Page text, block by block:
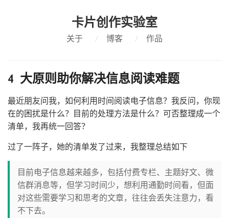
卡片创作实验室
关于 / 博客 / 作品
4 大原则助你解决信息阅读难题
最近朋友问我，如何利用时间阅读电子信息？我反问，你现
在的困扰是什么？目前的处理方法是什么？可否整理成一个
清单，我再统一回答？
过了一阵子，她的清单发了过来，我整理总结如下
目前电子信息越来越多，包括付费专栏、主题好文、微
信群消息等，但学习时间少，想利用通勤时间看，但面
对这些需要学习和思考的文章，往往会丢失注意力，看
不下去。